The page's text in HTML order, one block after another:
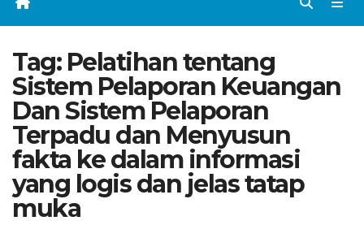
Tag: Pelatihan tentang
Sistem Pelaporan Keuangan
Dan Sistem Pelaporan
Terpadu dan Menyusun
fakta ke dalam informasi
yang logis dan jelas tatap
muka